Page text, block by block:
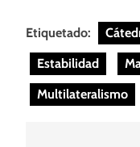
Etiquetado:
Estabilidad
Multilateralismo